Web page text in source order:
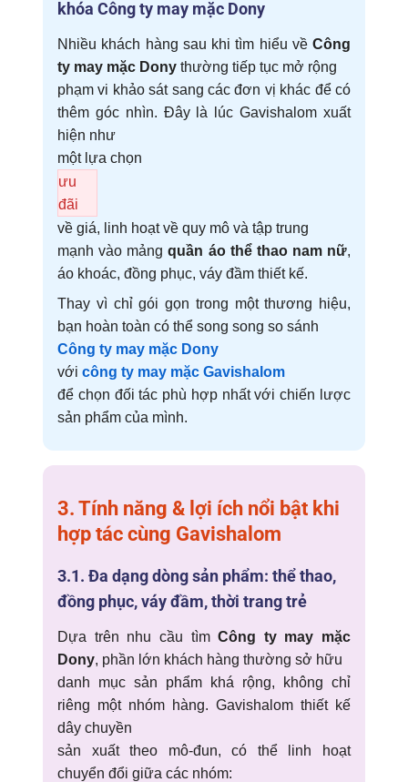
khóa Công ty may mặc Dony
Nhiều khách hàng sau khi tìm hiểu về Công
ty may mặc Dony thường tiếp tục mở rộng
phạm vi khảo sát sang các đơn vị khác để có
thêm góc nhìn. Đây là lúc Gavishalom xuất
hiện như
một lựa chọn
ưu
đãi
về giá, linh hoạt về quy mô và tập trung
mạnh vào mảngquần áo thể thao nam nữ,
áo khoác, đồng phục, váy đầm thiết kế.
Thay vì chỉ gói gọn trong một thương hiệu,
bạn hoàn toàn có thể song song so sánh
Công ty may mặc Dony
với công ty may mặc Gavishalom
để chọn đối tác phù hợp nhất với chiến lược
sản phẩm của mình.
3. Tính năng & lợi ích nổi bật khi
hợp tác cùng Gavishalom
3.1. Đa dạng dòng sản phẩm: thể thao,
đồng phục, váy đầm, thời trang trẻ
Dựa trên nhu cầu tìmCông ty may mặc
Dony, phần lớn khách hàng thường sở hữu
danh mục sản phẩm khá rộng, không chỉ
riêng một nhóm hàng. Gavishalom thiết kế
dây chuyền
sản xuất theo mô-đun, có thể linh hoạt
chuyển đổi giữa các nhóm: